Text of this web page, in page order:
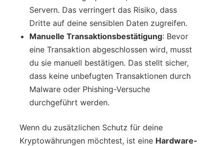
Servern. Das verringert das Risiko, dass
Dritte auf deine sensiblen Daten zugreifen.
Manuelle Transaktionsbestätigung: Bevor
eine Transaktion abgeschlossen wird, musst
du sie manuell bestätigen. Das stellt sicher,
dass keine unbefugten Transaktionen durch
Malware oder Phishing-Versuche
durchgeführt werden.
Wenn du zusätzlichen Schutz für deine
Kryptowährungen möchtest, ist eine Hardware-